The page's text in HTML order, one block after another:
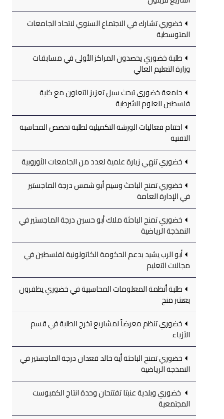
خضوري تشارك في الاجتماع السنوي لاتحاد الجامعات
المتوسطية
طلبة خضوري يحصدون المراكز الأولى في مسابقات
وزارة التعليم العالي
جامعة خضوري تبحث سبل تعزيز التعاون مع كلية
فلسطين للعلوم الشرطية
اختتام فعاليات الورشة التكميلية لطلبة تخصص المحاسبة
التقنية
خضوري تنهي زيارة علمية لعدد من الجامعات الأوروبية
خضوري تمنح الباحث وسيم أبو شمس درجة الماجستير
في الإدارة العامة
خضوري تمنح الباحثة ملاك أبو حسين درجة الماجستير في
النمذجة الرياضية
أبو الرب يشيد بدعم الحكومة الكاتولونية لفلسطين في
مجالات التعليم
طلبة أنظمة المعلومات المحاسبية في خضوري يظفرون
بعشر منح
خضوري تنظم معرضاً لمشاريع تخرج الطلبة في قسم
الأزياء
خضوري تمنح الباحثة أية خالد قعدان درجة الماجستير في
النمذجة الرياضية
خضوري وبلدية عنبتا تفتتحان وحدة انتاج الكمبوست
المجتمعية